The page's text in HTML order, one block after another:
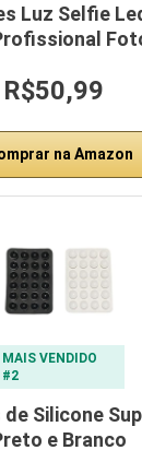
Luz Selfie
R$50,99
na Amazon
MAIS VENDIDO
#2
Silicone
e Branco